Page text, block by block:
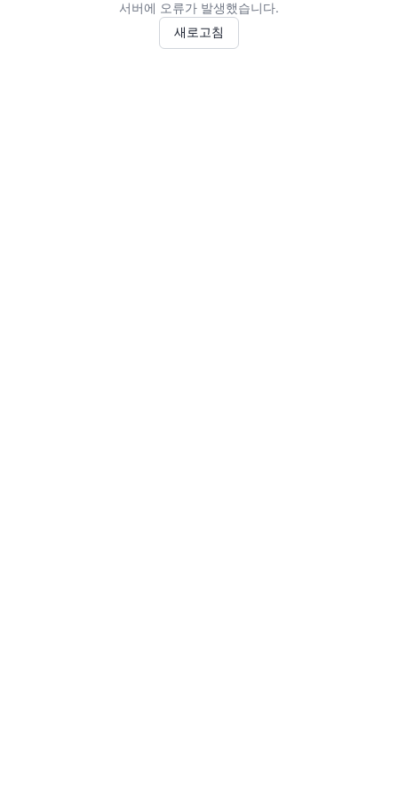
서버에 오류가 발생했습니다.
새로고침